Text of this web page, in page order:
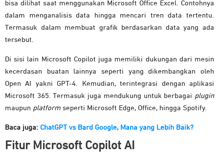
bisa dilihat saat menggunakan Microsoft Office Excel. Contohnya
dalam menganalisis data hingga mencari tren data tertentu.
Termasuk dalam membuat grafik berdasarkan data yang ada
tersebut.
Di sisi lain Microsoft Copilot juga memiliki dukungan dari mesin
kecerdasan buatan lainnya seperti yang dikembangkan oleh
Open AI yakni GPT-4. Kemudian, terintegrasi dengan aplikasi
Microsoft 365. Termasuk juga mendukung untuk berbagai plugin
maupun platform seperti Microsoft Edge, Office, hingga Spotify.
Baca juga: ChatGPT vs Bard Google, Mana yang Lebih Baik?
Fitur Microsoft Copilot AI